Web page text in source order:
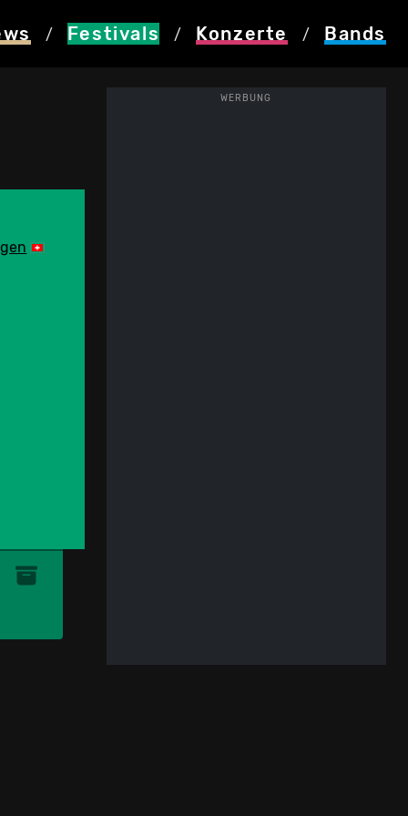
/ Festivals / Konzerte / Bands
WERBUNG